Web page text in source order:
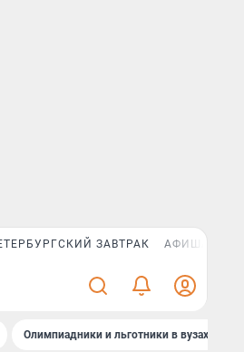
ЗАВТРАК АФИША PLUS
Олимпиадники и льготники в вузах СПб